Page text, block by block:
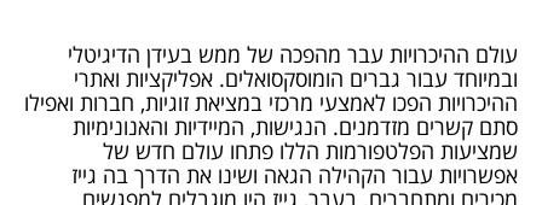
עולם ההיכרויות עבר מהפכה של ממש בעידן הדיגיטלי
ובמיוחד עבור גברים הומוסקסואלים. אפליקציות ואתרי
ההיכרויות הפכו לאמצעי מרכזי במציאת זוגיות, חברות ואפילו
סתם קשרים מזדמנים. הנגישות, המיידיות והאנונימיות
שמציעות הפלטפורמות הללו פתחו עולם חדש של
אפשרויות עבור הקהילה הגאה ושינו את הדרך בה גייז